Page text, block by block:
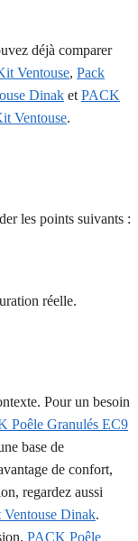
déjà comparer
Ventouse, Pack
Dinak et PACK
Ventouse.
les points suivants :
réelle.
Pour un besoin
Poêle Granulés EC9
base de
de confort,
regardez aussi
Dinak.
PACK Poêle